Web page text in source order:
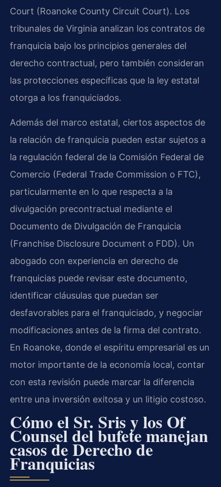
Court (Roanoke County Circuit Court). Los
tribunales de Virginia analizan los contratos de
franquicia bajo los principios generales del
derecho contractual, pero también consideran
las protecciones específicas que la ley estatal
otorga a los franquiciados.
Además del marco estatal, ciertos aspectos de
la relación de franquicia pueden estar sujetos a
la regulación federal de la Comisión Federal de
Comercio (Federal Trade Commission o FTC),
particularmente en lo que respecta a la
divulgación precontractual mediante el
Documento de Divulgación de Franquicia
(Franchise Disclosure Document o FDD). Un
abogado con experiencia en derecho de
franquicias puede revisar este documento,
identificar cláusulas que puedan ser
desfavorables para el franquiciado, y negociar
modificaciones antes de la firma del contrato.
En Roanoke, donde el espíritu empresarial es un
motor importante de la economía local, contar
con esta revisión puede marcar la diferencia
entre una inversión exitosa y un litigio costoso.
Cómo el Sr. Sris y los Of
Counsel del bufete manejan
casos de Derecho de
Franquicias